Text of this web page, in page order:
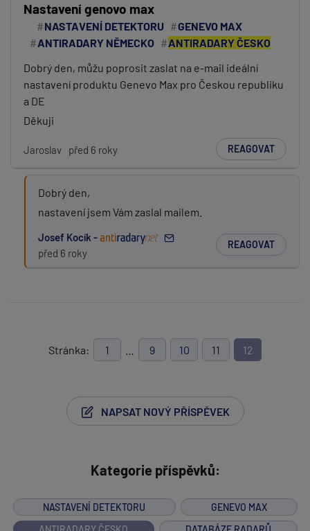
Nastavení genovo max
NASTAVENÍ DETEKTORU
GENEVO MAX
ANTIRADARY NĚMECKO
ANTIRADARY ČESKO
Dobrý den, můžu poprosit zaslat na e-mail ideální
nastavení produktu Genevo Max pro Českou republiku
a DE
Děkuji
Jaroslav před 6 roky REAGOVAT
Dobrý den,
nastavení jsem Vám zaslal mailem.
Josef Kocík -
před 6 roky
REAGOVAT
Stránka: 1 9 10 11 12
NAPSAT NOVÝ PŘÍSPĚVEK
Kategorie příspěvků:
NASTAVENÍ DETEKTORU
GENEVO MAX